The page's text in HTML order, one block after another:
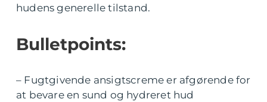
hudens generelle tilstand.
Bulletpoints:
– Fugtgivende ansigtscreme er afgørende for
at bevare en sund og hydreret hud